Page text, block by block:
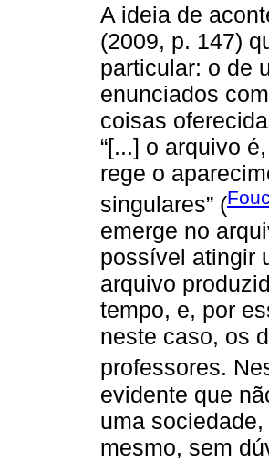
A ideia de
(2009, p. 147)
particular: o de
enunciados
coisas
“[...] o arquivo
rege o
singulares” (
emerge no
possível atingir
arquivo
tempo, e, por
neste caso, os
professores.
evidente que
uma
mesmo, sem